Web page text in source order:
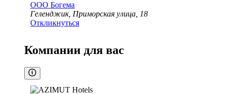
ООО Богема
Геленджик, Приморская улица, 18
Откликнуться
Компании для вас